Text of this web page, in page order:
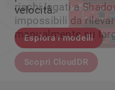
velocità.
Esplora i modelli
rischi legati a
impossibili da
manualmente su
Scopri CloudDR
tuo team può
controllo.
Scopri Rai
scalabile.
Scopri WatchGuard